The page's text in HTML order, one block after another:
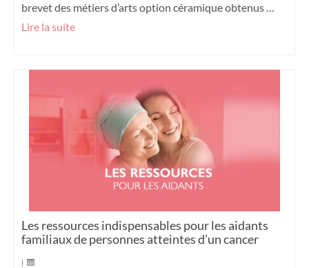
brevet des métiers d’arts option céramique obtenus …
Lire la suite
Les ressources indispensables pour les aidants
familiaux de personnes atteintes d’un cancer
|